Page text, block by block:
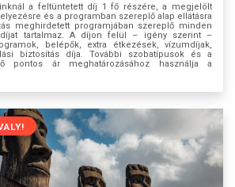
a feltüntetett díj 1 fő részére, a megjelölt
és a programban szereplő alap ellátásra
meghirdetett programjában szereplő minden
díjat tartalmaz. A díjon felül – igény szerint –
belépők, extra étkezések, vízumdíjak,
biztosítás díja. További szobatípusok és a
pontos ár meghatározásához használja a